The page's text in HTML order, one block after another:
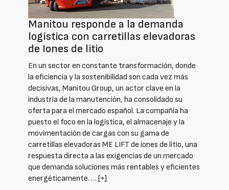
Manitou responde a la demanda
logística con carretillas elevadoras
de Iones de litio
En un sector en constante transformación, donde
la eficiencia y la sostenibilidad son cada vez más
decisivas, Manitou Group, un actor clave en la
industria de la manutención, ha consolidado su
oferta para el mercado español. La compañía ha
puesto el foco en la logística, el almacenaje y la
movimentación de cargas con su gama de
carretillas elevadoras ME LIFT de iones de litio, una
respuesta directa a las exigencias de un mercado
que demanda soluciones más rentables y eficientes
energéticamente. … [+]